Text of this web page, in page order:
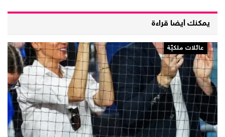
يمكنك أيضا قراءة
عائلات ملكيّة